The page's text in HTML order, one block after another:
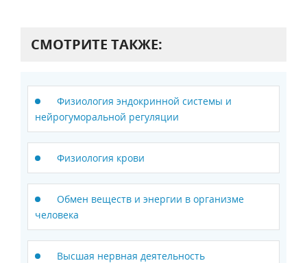
СМОТРИТЕ ТАКЖЕ:
Физиология эндокринной системы и
нейрогуморальной регуляции
Физиология крови
Обмен веществ и энергии в организме
человека
Высшая нервная деятельность